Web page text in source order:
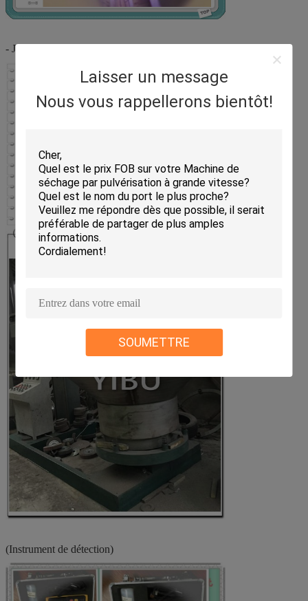
Laisser un message
Nous vous rappellerons bientôt!
SOUMETTRE
- Je ne sais pas.
(Instrument de détection)